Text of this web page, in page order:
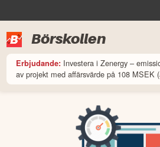
Börskollen
Erbjudande: Investera i Zenergy –
av projekt med affärsvärde på 108 MSEK